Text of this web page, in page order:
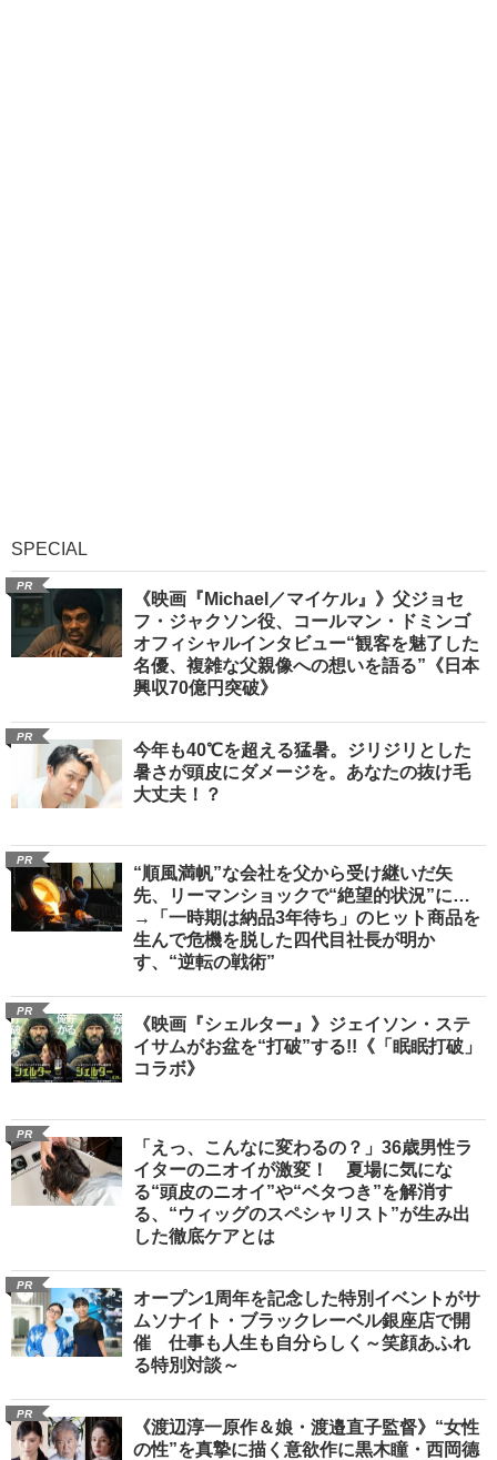
SPECIAL
PR
《映画『Michael／マイケル』》父ジョセ
フ・ジャクソン役、コールマン・ドミンゴ
オフィシャルインタビュー“観客を魅了した
名優、複雑な父親像への想いを語る”《日本
興収70億円突破》
PR
今年も40℃を超える猛暑。ジリジリとした
暑さが頭皮にダメージを。あなたの抜け毛
大丈夫！？
PR
“順風満帆”な会社を父から受け継いだ矢
先、リーマンショックで“絶望的状況”に…
→「一時期は納品3年待ち」のヒット商品を
生んで危機を脱した四代目社長が明か
す、“逆転の戦術”
PR
《映画『シェルター』》ジェイソン・ステ
イサムがお盆を“打破”する!!《「眠眠打破」
コラボ》
PR
「えっ、こんなに変わるの？」36歳男性ラ
イターのニオイが激変！ 夏場に気にな
る“頭皮のニオイ”や“ベタつき”を解消す
る、“ウィッグのスペシャリスト”が生み出
した徹底ケアとは
PR
オープン1周年を記念した特別イベントがサ
ムソナイト・ブラックレーベル銀座店で開
催 仕事も人生も自分らしく～笑顔あふれ
る特別対談～
PR
《渡辺淳一原作＆娘・渡邉直子監督》“女性
の性”を真摯に描く意欲作に黒木瞳・西岡德